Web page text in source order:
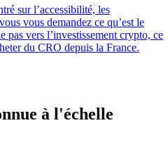
sur l’accessibilité, les
vous demandez ce qu’est le
vers l’investissement crypto, ce
du CRO depuis la France.
à l'échelle